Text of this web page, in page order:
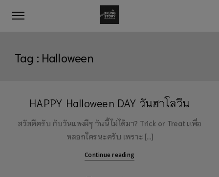
Tag : Halloween
HAPPY Halloween DAY วันฮาโลวีน
สวัสดีครับ กับวันแหงผีๆ วันนี้ไม่ได้มา? Trick or Treat เเพื่อ
หลอกใครนะครับ เพราะ […]
Continue reading